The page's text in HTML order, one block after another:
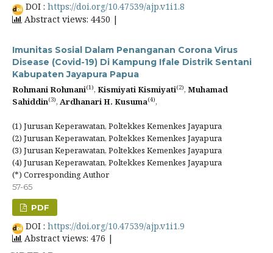
DOI : https://doi.org/10.47539/ajp.v1i1.8
Abstract views: 4450 |
Imunitas Sosial Dalam Penanganan Corona Virus
Disease (Covid-19) Di Kampung Ifale Distrik Sentani
Kabupaten Jayapura Papua
Rohmani Rohmani(1), Kismiyati Kismiyati(2), Muhamad
Sahiddin(3), Ardhanari H. Kusuma(4),
(1) Jurusan Keperawatan, Poltekkes Kemenkes Jayapura
(2) Jurusan Keperawatan, Poltekkes Kemenkes Jayapura
(3) Jurusan Keperawatan, Poltekkes Kemenkes Jayapura
(4) Jurusan Keperawatan, Poltekkes Kemenkes Jayapura
(*) Corresponding Author
57-65
PDF
DOI : https://doi.org/10.47539/ajp.v1i1.9
Abstract views: 476 |